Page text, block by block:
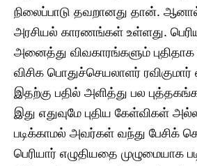
நிலைப்பாடு தவறானது தான்.
அரசியல் காரணங்கள் உள்ளது.
அனைத்து விவகாரங்களும்
விசிக பொதுச்செயலாளர் ரவிகுமார்
இதற்கு பதில் அளித்து பல
இது எதுவுமே புதிய கேள்விகள்
படிக்காமல் அவர்கள் வந்து பேசிக்
பெரியார் எழுதியதை முழுமையாக